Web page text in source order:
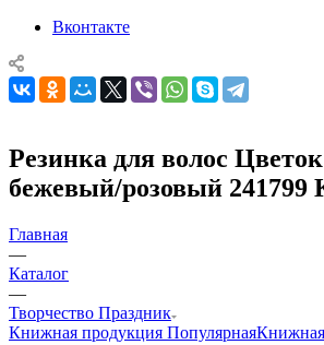
Вконтакте
Резинка для волос
бежевый/розовый
Главная
—
Каталог
—
Творчество Праздник
Книжная продукция Популярная